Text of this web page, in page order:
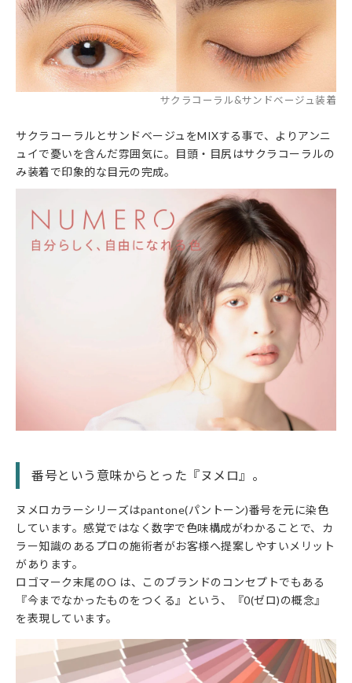
サクラコーラル&サンドベージュ装着
サクラコーラルとサンドベージュをMIXする事で、よりアンニ
ュイで憂いを含んだ雰囲気に。目頭・目尻はサクラコーラルの
み装着で印象的な目元の完成。
番号という意味からとった『ヌメロ』。
ヌメロカラーシリーズはpantone(パントーン)番号を元に染色
しています。感覚ではなく数字で色味構成がわかることで、カ
ラー知識のあるプロの施術者がお客様へ提案しやすいメリット
があります。
ロゴマーク末尾のO は、このブランドのコンセプトでもある
『今までなかったものをつくる』という、『0(ゼロ)の概念』
を表現しています。